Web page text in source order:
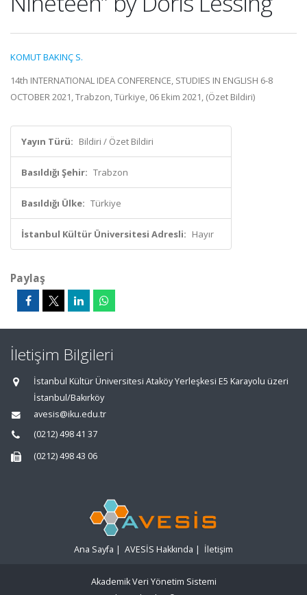
KOMUT BAKINÇ S.
14th INTERNATIONAL IDEA CONFERENCE, STUDIES IN ENGLISH 6-8
OCTOBER 2021, Trabzon, Türkiye, 06 Ekim 2021, (Özet Bildiri)
Yayın Türü: Bildiri / Özet Bildiri
Basıldığı Şehir: Trabzon
Basıldığı Ülke: Türkiye
İstanbul Kültür Üniversitesi Adresli: Hayır
Paylaş
İletişim Bilgileri
İstanbul Kültür Üniversitesi Ataköy Yerleşkesi E5 Karayolu üzeri
İstanbul/Bakırköy
avesis@iku.edu.tr
(0212) 498 41 37
(0212) 498 43 06
Ana Sayfa | AVESİS Hakkında | İletişim
Akademik Veri Yönetim Sistemi